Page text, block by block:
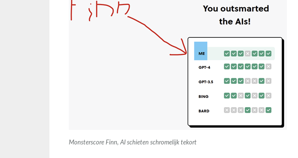
Monsterscore Finn, AI schieten schromelijk tekort